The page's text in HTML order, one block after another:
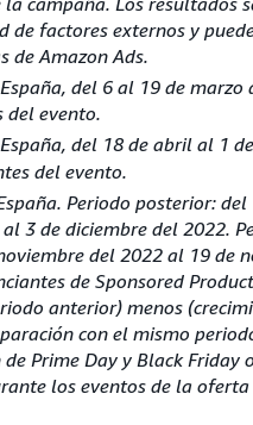
de factores externos y
de Amazon Ads.
del 6 al 19 de
del evento.
del 18 de abril al 1
del evento.
Periodo posterior:
3 de diciembre del 2022.
del 2022 al 19 de
de Sponsored
anterior) menos
con el mismo
Prime Day y Black Friday
los eventos de la